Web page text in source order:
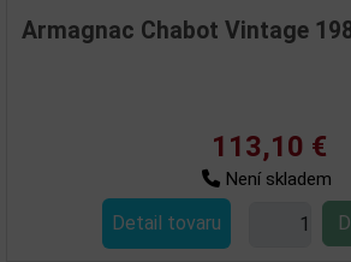
Armagnac Chabot Vintage
113,10 €
Není skladem
Detail tovaru